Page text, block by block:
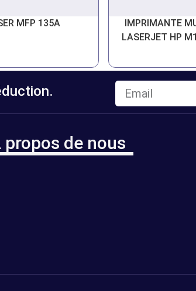
MFP 135A
IMPRIMANTE
LASERJET HP
propos de nous